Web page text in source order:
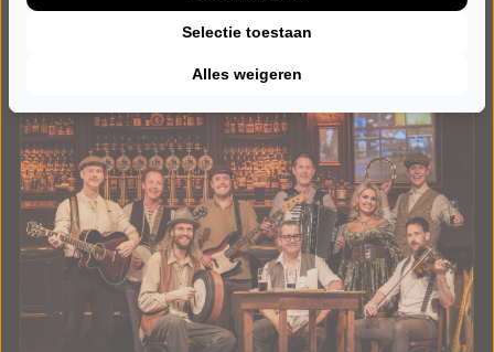
Alles weigeren
Selectie toestaan